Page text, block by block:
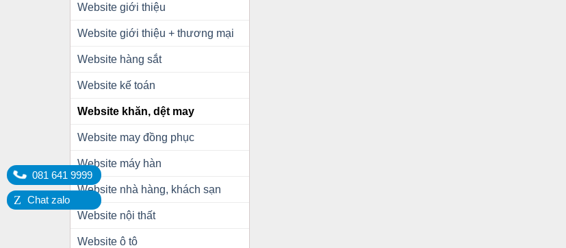
081 641 9999
Z Chat zalo
Website giới thiệu
Website giới thiệu + thương mại
Website hàng sắt
Website kế toán
Website khăn, dệt may
Website may đồng phục
Website máy hàn
Website nhà hàng, khách sạn
Website nội thất
Website ô tô